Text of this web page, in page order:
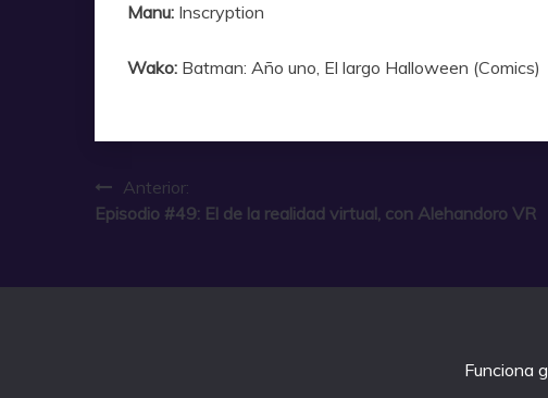
Manu: Inscryption
Wako: Batman: Año uno, El largo Halloween (Comics)
Navegación
de
Anterior:
Episodio #49: El de la realidad virtual, con Alehandoro VR
Funciona